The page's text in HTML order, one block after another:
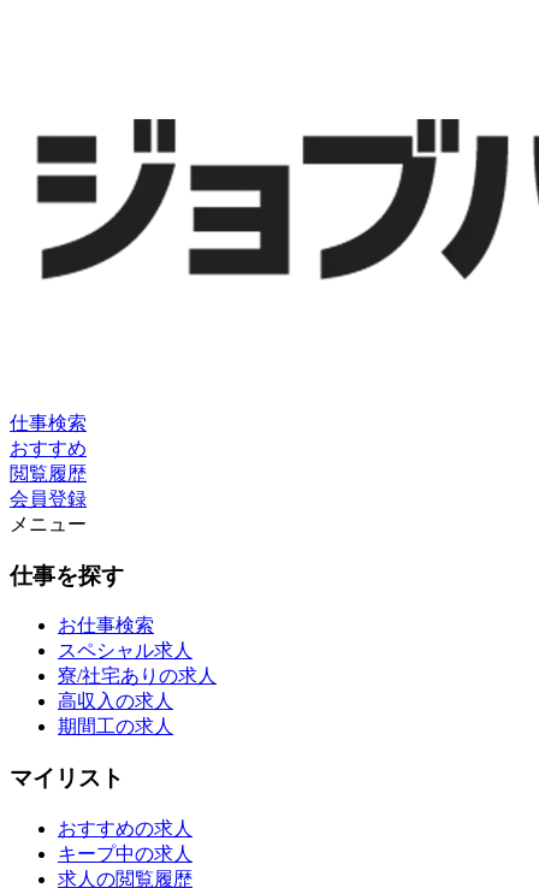
仕事検索
おすすめ
閲覧履歴
会員登録
メニュー
仕事を探す
お仕事検索
スペシャル求人
寮/社宅ありの求人
高収入の求人
期間工の求人
マイリスト
おすすめの求人
キープ中の求人
求人の閲覧履歴